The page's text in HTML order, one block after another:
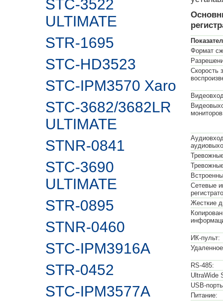
STC-3522
ULTIMATE
STR-1695
STC-HD3523
STC-IPM3570 Xaro
STC-3682/3682LR
ULTIMATE
STNR-0841
STC-3690
ULTIMATE
STR-0895
STNR-0460
STC-IPM3916A
STR-0452
STC-IPM3577A
Формат
Скорость
Сетевые
Жесткие
ИК-пульт:
RS-485:
UltraWide
USB-
Питание: